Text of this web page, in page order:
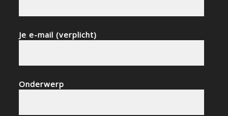
Je e-mail (verplicht)
Onderwerp